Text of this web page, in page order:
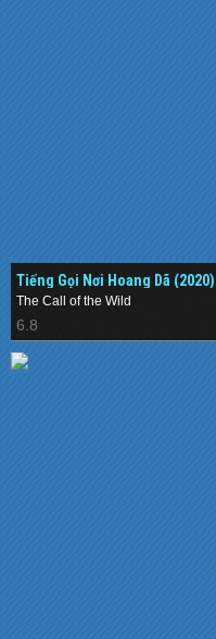
Tiếng Gọi Nơi Hoang Dã (2020)
The Call of the Wild
6.8